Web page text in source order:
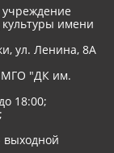
культуры имени
ул. Ленина, 8A
МГО "ДК им.
18:00;
выходной